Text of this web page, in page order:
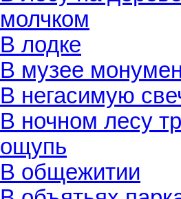
молчком
В лодке
В музее
В негасимую
В ночном лесу
ощупь
В общежитии